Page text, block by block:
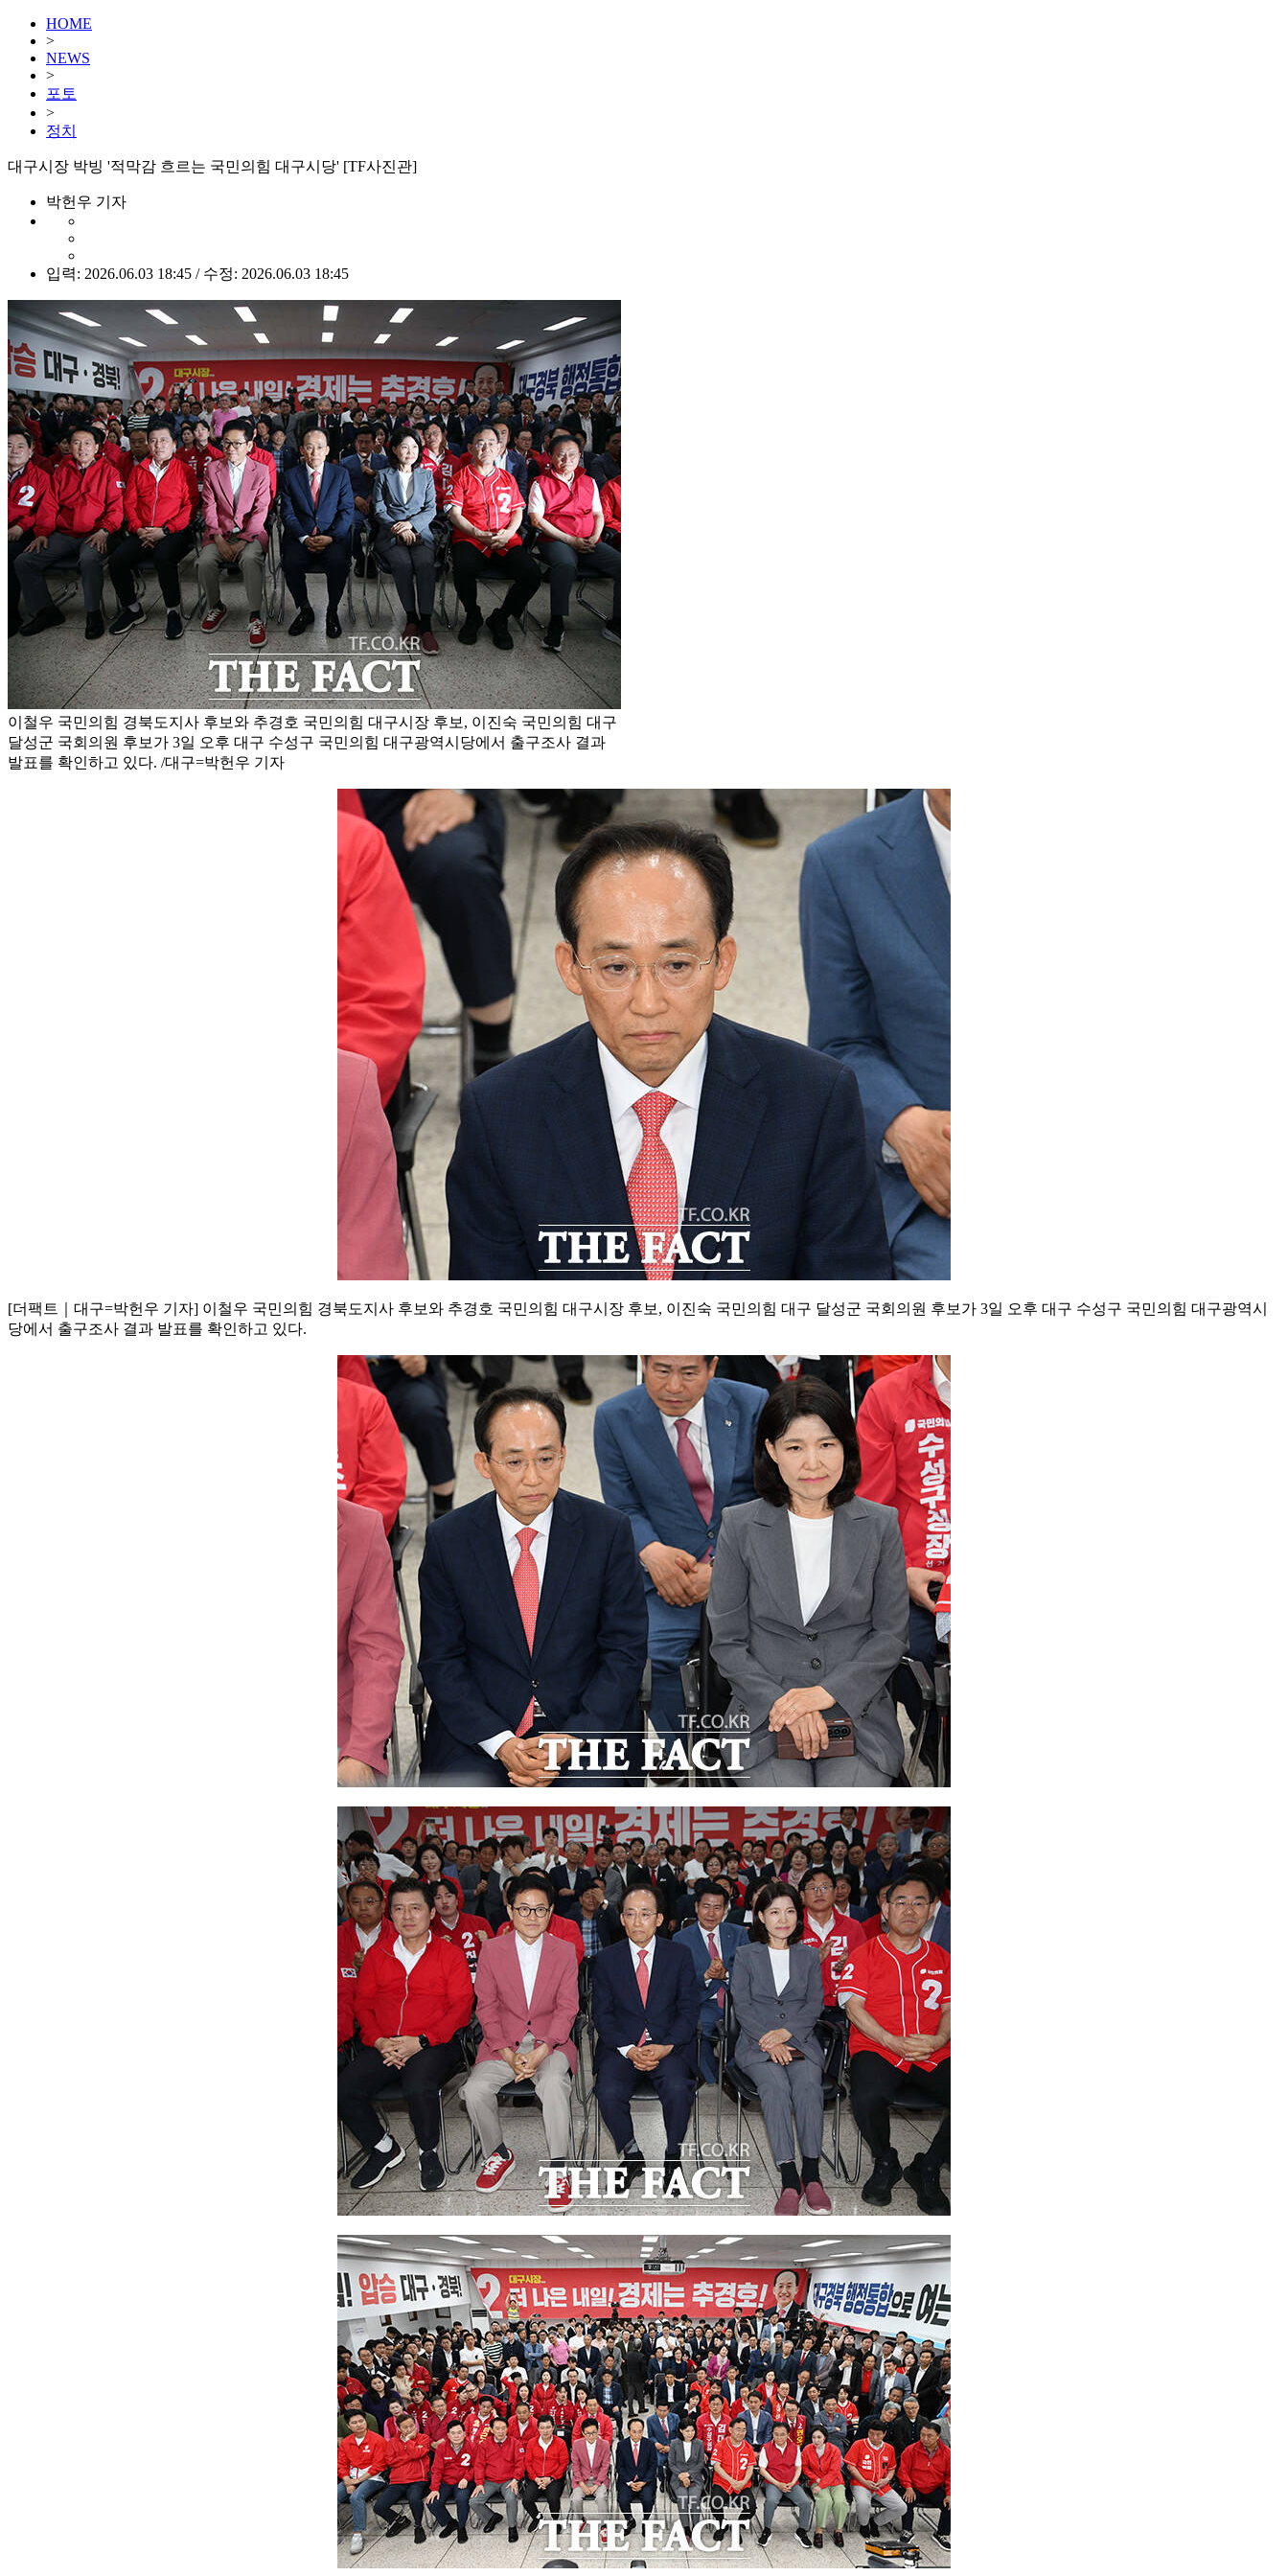
HOME
>
NEWS
>
포토
>
정치
대구시장 박빙 '적막감 흐르는 국민의힘 대구시당' [TF사진관]
박헌우 기자
입력: 2026.06.03 18:45 / 수정: 2026.06.03 18:45
이철우 국민의힘 경북도지사 후보와 추경호 국민의힘 대구시장 후보, 이진숙 국민의힘 대구
달성군 국회의원 후보가 3일 오후 대구 수성구 국민의힘 대구광역시당에서 출구조사 결과
발표를 확인하고 있다. /대구=박헌우 기자
[더팩트｜대구=박헌우 기자] 이철우 국민의힘 경북도지사 후보와 추경호 국민의힘 대구시장 후보, 이진숙 국민의힘 대구 달성군 국회의원 후보가 3일 오후 대구 수성구 국민의힘 대구광역시
당에서 출구조사 결과 발표를 확인하고 있다.